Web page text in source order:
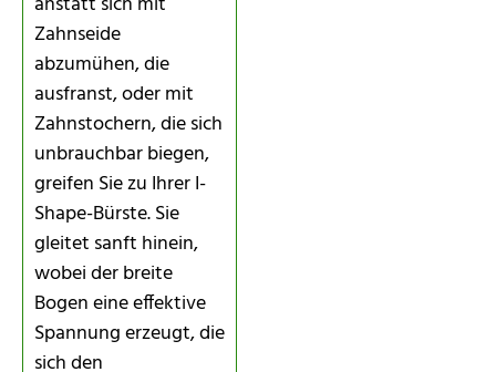
Zahnseide
abzumühen, die
ausfranst, oder mit
Zahnstochern, die sich
unbrauchbar biegen,
greifen Sie zu Ihrer I-
Shape-Bürste. Sie
gleitet sanft hinein,
wobei der breite
Bogen eine effektive
Spannung erzeugt, die
sich den